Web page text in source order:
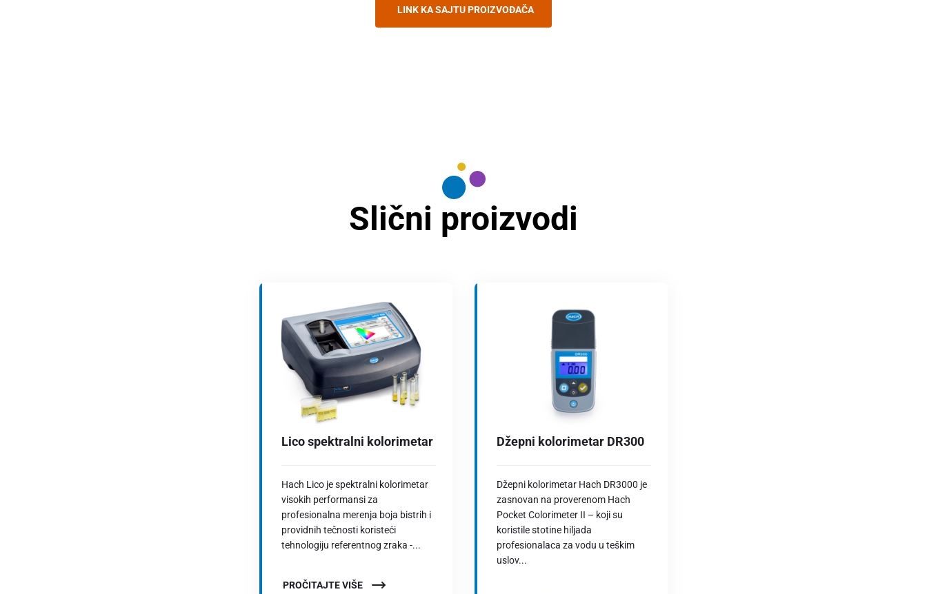
LINK KA SAJTU PROIZVOĐAČA
Slični proizvodi
Lico spektralni kolorimetar
Hach Lico je spektralni kolorimetar
visokih performansi za
profesionalna merenja boja bistrih i
providnih tečnosti koristeći
tehnologiju referentnog zraka -...
PROČITAJTE VIŠE
Džepni kolorimetar DR300
Džepni kolorimetar Hach DR3000 je
zasnovan na proverenom Hach
Pocket Colorimeter II – koji su
koristile stotine hiljada
profesionalaca za vodu u teškim
uslov...